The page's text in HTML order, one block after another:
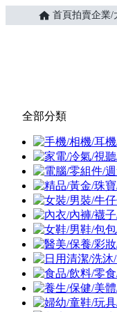
首頁拍賣企業/
全部分類